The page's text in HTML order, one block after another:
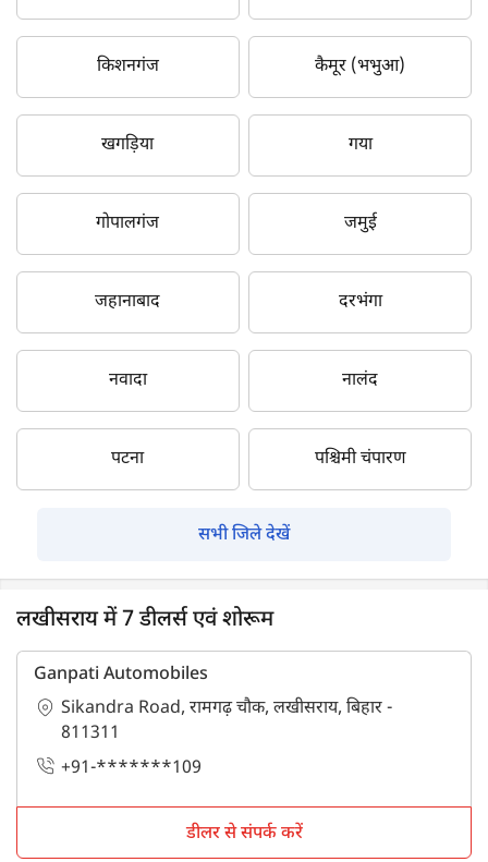
किशनगंज कैमूर (भभुआ)
खगड़िया गया
गोपालगंज जमुई
जहानाबाद दरभंगा
नवादा नालंद
पटना पश्चिमी चंपारण
सभी जिले देखें
लखीसराय में 7 डीलर्स एवं शोरूम
Ganpati Automobiles
Sikandra Road, रामगढ़ चौक, लखीसराय, बिहार -
811311
+91-*******109
डीलर से संपर्क करें